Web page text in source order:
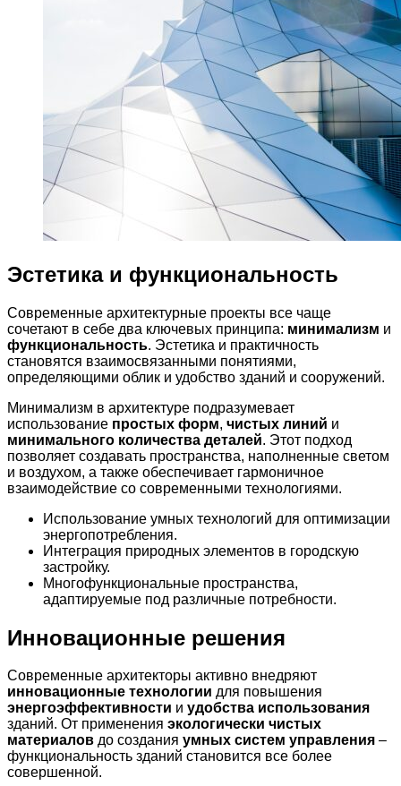
Эстетика и функциональность
Современные архитектурные проекты все чаще
сочетают в себе два ключевых принципа: минимализм и
функциональность. Эстетика и практичность
становятся взаимосвязанными понятиями,
определяющими облик и удобство зданий и сооружений.
Минимализм в архитектуре подразумевает
использование простых форм, чистых линий и
минимального количества деталей. Этот подход
позволяет создавать пространства, наполненные светом
и воздухом, а также обеспечивает гармоничное
взаимодействие со современными технологиями.
Использование умных технологий для оптимизации
энергопотребления.
Интеграция природных элементов в городскую
застройку.
Многофункциональные пространства,
адаптируемые под различные потребности.
Инновационные решения
Современные архитекторы активно внедряют
инновационные технологии для повышения
энергоэффективности и удобства использования
зданий. От применения экологически чистых
материалов до создания умных систем управления –
функциональность зданий становится все более
совершенной.